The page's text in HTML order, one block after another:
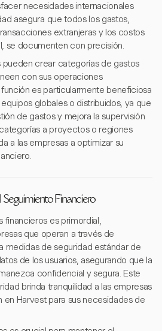
necesidades internacionales
asegura que todos los gastos,
extranjeras y los costos
se documenten con precisión.
pueden crear categorías de gastos
con sus operaciones
es particularmente beneficiosa
globales o distribuidos, ya que
de gastos y mejora la supervisión
a proyectos o regiones
a las empresas a optimizar su
Seguimiento Financiero
financieros es primordial,
que operan a través de
medidas de seguridad estándar de
de los usuarios, asegurando que la
confidencial y segura. Este
brinda tranquilidad a las empresas
Harvest para sus necesidades de